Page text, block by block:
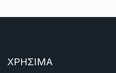
ΧΡΗΣΙΜΑ